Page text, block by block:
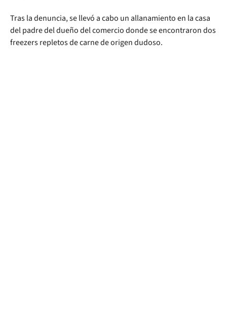
Tras la denuncia, se llevó a cabo un allanamiento en la casa
del padre del dueño del comercio donde se encontraron dos
freezers repletos de carne de origen dudoso.